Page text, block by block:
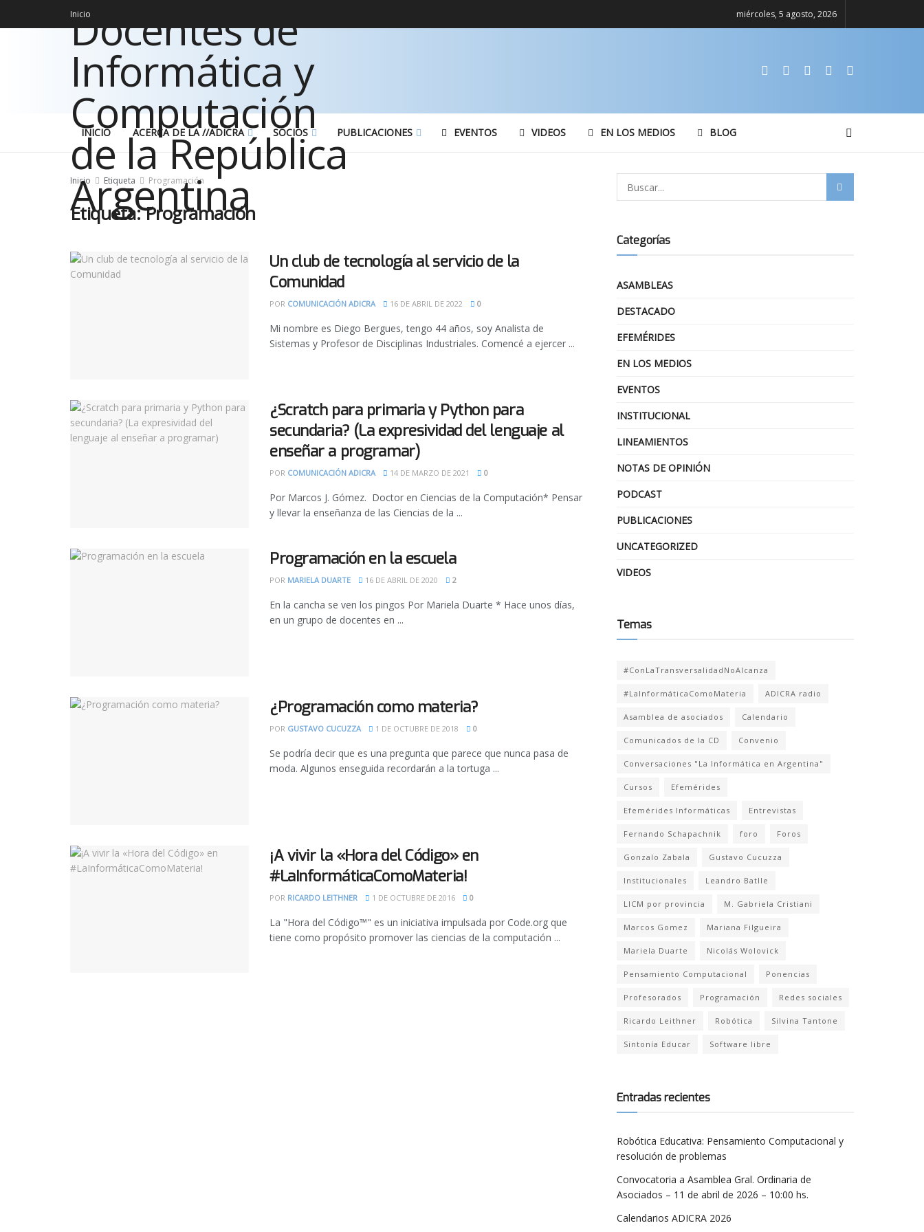
Inicio miércoles, 5 agosto, 2026
INICIO ACERCA DE LA //ADICRA SOCIOS PUBLICACIONES EVENTOS VIDEOS EN LOS MEDIOS BLOG
Inicio Etiqueta Programación
Etiqueta:Programación
Un club de tecnología al servicio de la
Comunidad
POR COMUNICACIÓN ADICRA 16 DE ABRIL DE 2022 0
Mi nombre es Diego Bergues, tengo 44 años, soy Analista de
Sistemas y Profesor de Disciplinas Industriales. Comencé a ejercer ...
¿Scratch para primaria y Python para
secundaria? (La expresividad del lenguaje al
enseñar a programar)
POR COMUNICACIÓN ADICRA 14 DE MARZO DE 2021 0
Por Marcos J. Gómez. Doctor en Ciencias de la Computación* Pensar
y llevar la enseñanza de las Ciencias de la ...
Programación en la escuela
POR MARIELA DUARTE 16 DE ABRIL DE 2020 2
En la cancha se ven los pingos Por Mariela Duarte * Hace unos días,
en un grupo de docentes en ...
¿Programación como materia?
POR GUSTAVO CUCUZZA 1 DE OCTUBRE DE 2018 0
Se podría decir que es una pregunta que parece que nunca pasa de
moda. Algunos enseguida recordarán a la tortuga ...
¡A vivir la «Hora del Código» en
#LaInformáticaComoMateria!
POR RICARDO LEITHNER 1 DE OCTUBRE DE 2016 0
La "Hora del Código™" es un iniciativa impulsada por Code.org que
tiene como propósito promover las ciencias de la computación ...
Categorías
ASAMBLEAS
DESTACADO
EFEMÉRIDES
EN LOS MEDIOS
EVENTOS
INSTITUCIONAL
LINEAMIENTOS
NOTAS DE OPINIÓN
PODCAST
PUBLICACIONES
UNCATEGORIZED
VIDEOS
Temas
#ConLaTransversalidadNoAlcanza
#LaInformáticaComoMateria ADICRA radio
Asamblea de asociados Calendario
Comunicados de la CD Convenio
Conversaciones "La Informática en Argentina"
Cursos Efemérides
Efemérides Informáticas Entrevistas
Fernando Schapachnik foro Foros
Gonzalo Zabala Gustavo Cucuzza
Institucionales Leandro Batlle
LICM por provincia M. Gabriela Cristiani
Marcos Gomez Mariana Filgueira
Mariela Duarte Nicolás Wolovick
Pensamiento Computacional Ponencias
Profesorados Programación Redes sociales
Ricardo Leithner Robótica Silvina Tantone
Sintonía Educar Software libre
Entradas recientes
Robótica Educativa: Pensamiento Computacional y
resolución de problemas
Convocatoria a Asamblea Gral. Ordinaria de
Asociados – 11 de abril de 2026 – 10:00 hs.
Calendarios ADICRA 2026